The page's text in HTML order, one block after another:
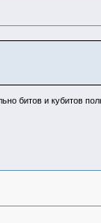
битов и кубитов